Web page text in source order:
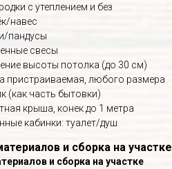
с утеплением и без
навес
пандусы
свесы
высоты потолка (до 30 см)
пристраиваемая, любого размера
(как часть бытовки)
крыша, конек до 1 метра
кабинки: туалет/душ
и сборка на участке
и сборка на участке